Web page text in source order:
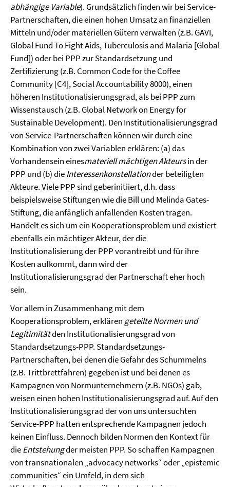
abhängige Variable). Grundsätzlich finden wir bei Service-
Partnerschaften, die einen hohen Umsatz an finanziellen
Mitteln und/oder materiellen Gütern verwalten (z.B. GAVI,
Global Fund To Fight Aids, Tuberculosis and Malaria [Global
Fund]) oder bei PPP zur Standardsetzung und
Zertifizierung (z.B. Common Code for the Coffee
Community [C4], Social Accountability 8000), einen
höheren Institutionalisierungsgrad, als bei PPP zum
Wissenstausch (z.B. Global Network on Energy for
Sustainable Development). Den Institutionalisierungsgrad
von Service-Partnerschaften können wir durch eine
Kombination von zwei Variablen erklären: (a) das
Vorhandensein einesmateriell mächtigen Akteursin der
PPP und (b) dieInteressenkonstellationder beteiligten
Akteure. Viele PPP sind geberinitiiert, d.h. dass
beispielsweise Stiftungen wie die Bill und Melinda Gates-
Stiftung, die anfänglich anfallenden Kosten tragen.
Handelt es sich um ein Kooperationsproblem und existiert
ebenfalls ein mächtiger Akteur, der die
Institutionalisierung der PPP vorantreibt und für ihre
Kosten aufkommt, dann wird der
Institutionalisierungsgrad der Partnerschaft eher hoch
sein.
Vor allem in Zusammenhang mit dem
Kooperationsproblem, erklären geteilte Normen und
Legitimitätden Institutionalisierungsgrad von
Standardsetzungs-PPP. Standardsetzungs-
Partnerschaften, bei denen die Gefahr des Schummelns
(z.B. Trittbrettfahren) gegeben ist und bei denen es
Kampagnen von Normunternehmern (z.B. NGOs) gab,
weisen einen hohen Institutionalisierungsgrad auf. Auf den
Institutionalisierungsgrad der von uns untersuchten
Service-PPP hatten entsprechende Kampagnen jedoch
keinen Einfluss. Dennoch bilden Normen den Kontext für
dieEntstehungder meisten PPP. So schaffen Kampagnen
von transnationalen „advocacy networks“ oder „epistemic
communities“ ein Umfeld, in dem sich